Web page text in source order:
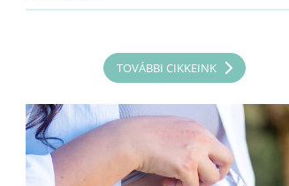
TOVÁBBI CIKKEINK